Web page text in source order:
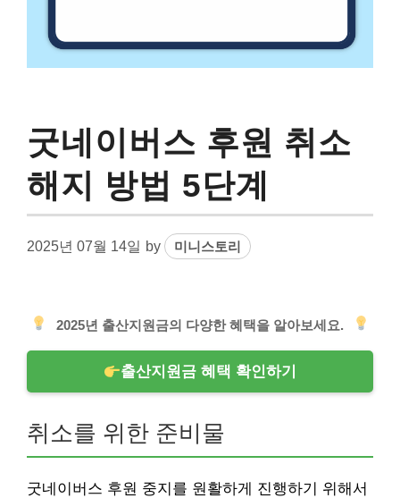
굿네이버스 후원 취소
해지 방법 5단계
2025년 07월 14일 by 미니스토리
2025년 출산지원금의 다양한 혜택을 알아보세요.
출산지원금 혜택 확인하기
취소를 위한 준비물
굿네이버스 후원 중지를 원활하게 진행하기 위해서